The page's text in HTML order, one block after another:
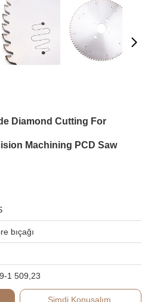
Diamond Cutting For
Machining PCD Saw
bıçağı
1 509,23
Şimdi Konuşalım.